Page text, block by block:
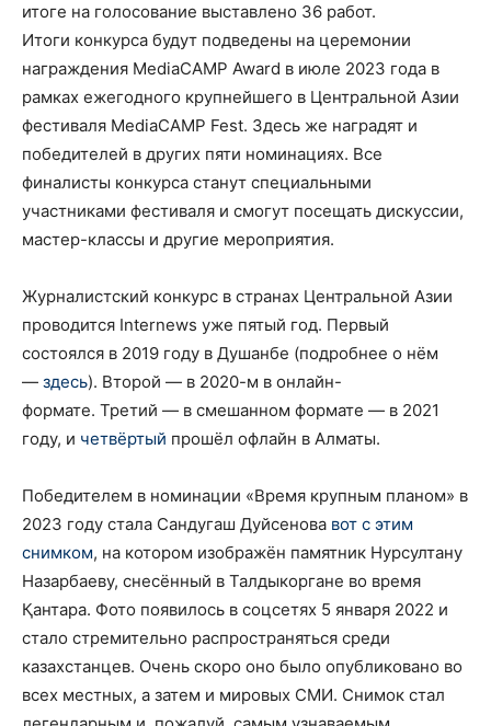
итоге на голосование выставлено 36 работ.
Итоги конкурса будут подведены на церемонии
награждения MediaCAMP Award в июле 2023 года в
рамках ежегодного крупнейшего в Центральной Азии
фестиваля MediaCAMP Fest. Здесь же наградят и
победителей в других пяти номинациях. Все
финалисты конкурса станут специальными
участниками фестиваля и смогут посещать дискуссии,
мастер-классы и другие мероприятия.
Журналистский конкурс в странах Центральной Азии
проводится Internews уже пятый год. Первый
состоялся в 2019 году в Душанбе (подробнее о нём
— здесь). Второй — в 2020-м в онлайн-
формате. Третий — в смешанном формате — в 2021
году, и четвёртый прошёл офлайн в Алматы.
Победителем в номинации «Время крупным планом» в
2023 году стала Сандугаш Дуйсенова вот с этим
снимком, на котором изображён памятник Нурсултану
Назарбаеву, снесённый в Талдыкоргане во время
Қантара. Фото появилось в соцсетях 5 января 2022 и
стало стремительно распространяться среди
казахстанцев. Очень скоро оно было опубликовано во
всех местных, а затем и мировых СМИ. Снимок стал